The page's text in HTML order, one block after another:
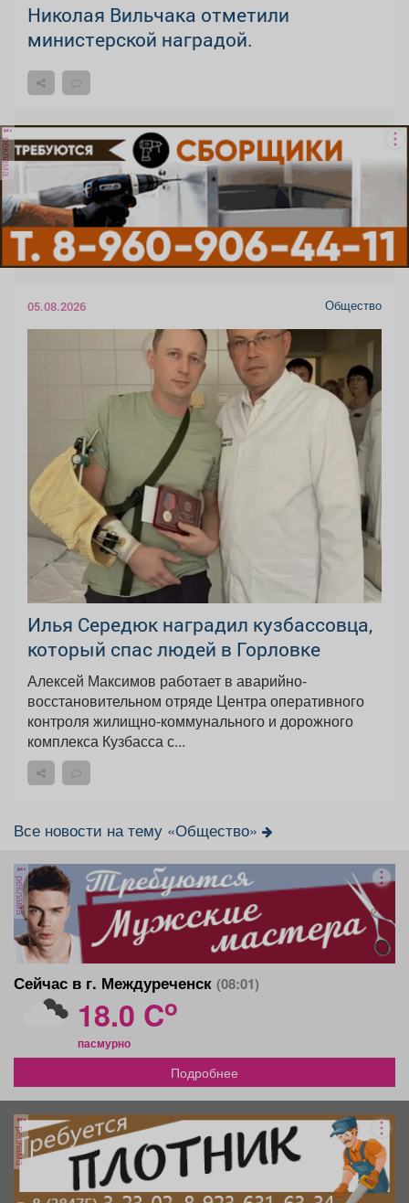
Николая Вильчака отметили
министерской наградой.
реклама
05.08.2026 Общество
Илья Середюк наградил кузбассовца,
который спас людей в Горловке
Алексей Максимов работает в аварийно-
восстановительном отряде Центра оперативного
контроля жилищно-коммунального и дорожного
комплекса Кузбасса с...
Все новости на тему «Общество»
реклама
Сейчас в г. Междуреченск (08:01)
18.0 Co
пасмурно
Подробнее
реклама